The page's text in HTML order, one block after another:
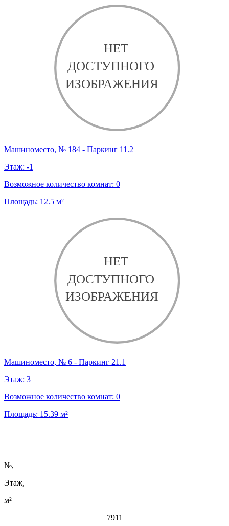
Машиноместо, № 184 - Паркинг 11.2
Этаж: -1
Возможное количество комнат: 0
Площадь: 12.5 м²
Машиноместо, № 6 - Паркинг 21.1
Этаж: 3
Возможное количество комнат: 0
Площадь: 15.39 м²
№,
Этаж,
м²
7911